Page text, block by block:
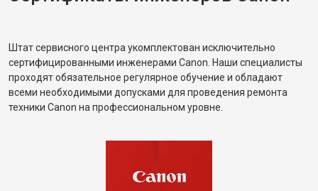
Штат сервисного центра укомплектован исключительно
сертифицированными инженерами Canon. Наши специалисты
проходят обязательное регулярное обучение и обладают
всеми необходимыми допусками для проведения ремонта
техники Canon на профессиональном уровне.